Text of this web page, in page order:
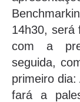
14h30, será
com a
seguida,
primeiro
fará a